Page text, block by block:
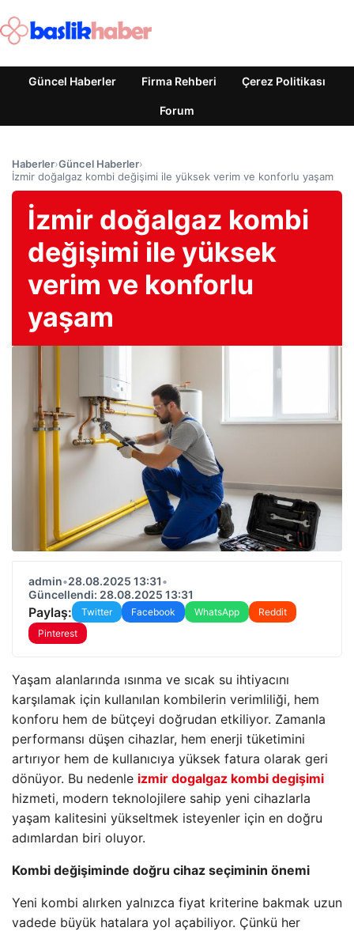
Güncel Haberler Firma Rehberi Çerez Politikası
Forum
Haberler›Güncel Haberler›
İzmir doğalgaz kombi değişimi ile yüksek verim ve konforlu yaşam
İzmir doğalgaz kombi
değişimi ile yüksek
verim ve konforlu
yaşam
admin•28.08.2025 13:31•
Güncellendi: 28.08.2025 13:31
Paylaş: Twitter Facebook WhatsApp
Reddit
Pinterest
Yaşam alanlarında ısınma ve sıcak su ihtiyacını
karşılamak için kullanılan kombilerin verimliliği, hem
konforu hem de bütçeyi doğrudan etkiliyor. Zamanla
performansı düşen cihazlar, hem enerji tüketimini
artırıyor hem de kullanıcıya yüksek fatura olarak geri
dönüyor. Bu nedenle izmir dogalgaz kombi degişimi
hizmeti, modern teknolojilere sahip yeni cihazlarla
yaşam kalitesini yükseltmek isteyenler için en doğru
adımlardan biri oluyor.
Kombi değişiminde doğru cihaz seçiminin önemi
Yeni kombi alırken yalnızca fiyat kriterine bakmak uzun
vadede büyük hatalara yol açabiliyor. Çünkü her